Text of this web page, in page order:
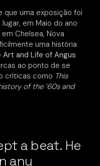
uma exposição foi
em Maio do ano
Chelsea, Nova
uma história
Art and Life of Angus
ao ponto de se
críticas como This
of the ’60s and
a beat. He
any